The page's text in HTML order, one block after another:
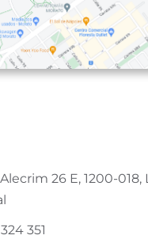
26 E, 1200-018,
324 351